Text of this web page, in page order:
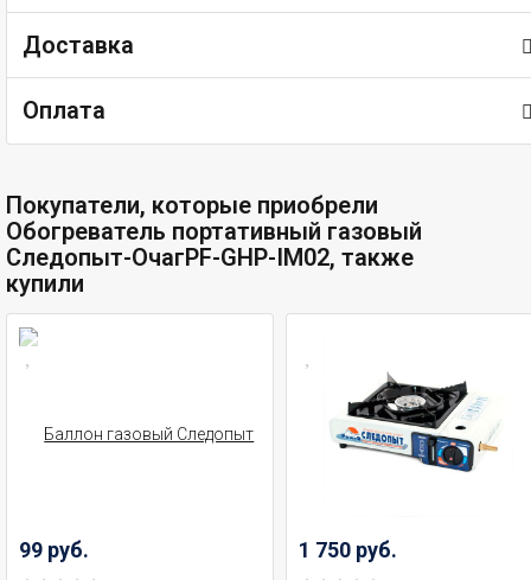
Доставка
Оплата
Покупатели, которые приобрели
Обогреватель портативный газовый
Следопыт-ОчагPF-GHP-IM02, также
купили
99 руб. 1 750 руб.